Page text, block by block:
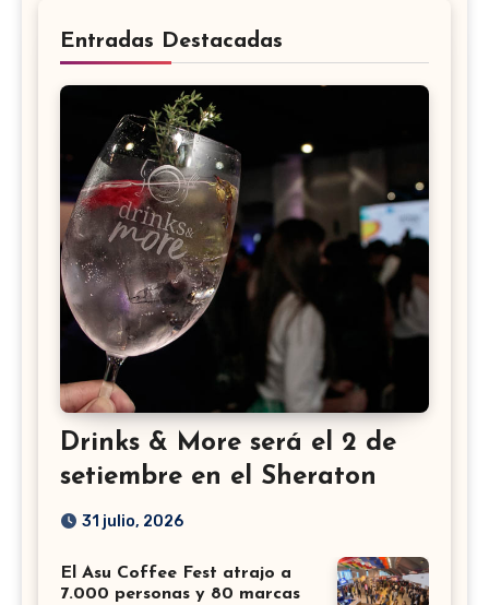
Entradas Destacadas
Drinks & More será el 2 de
setiembre en el Sheraton
31 julio, 2026
El Asu Coffee Fest atrajo a
7.000 personas y 80 marcas